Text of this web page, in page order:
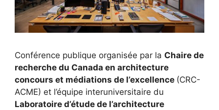
Conférence publique organisée par la Chaire de
recherche du Canada en architecture
concours et médiations de l’excellence (CRC-
ACME) et l’équipe interuniversitaire du
Laboratoire d’étude de l’architecture